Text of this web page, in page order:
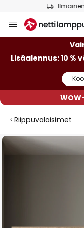
to
Lisäalennus: 10 %
Riippuvalaisimet
Skip